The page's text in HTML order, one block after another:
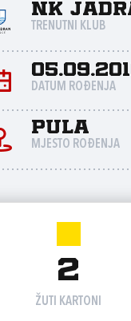
NK
TRENUTNI KLUB
DATUM ROĐENJA
Pula
MJESTO ROĐENJA
2
ŽUTI KARTONI